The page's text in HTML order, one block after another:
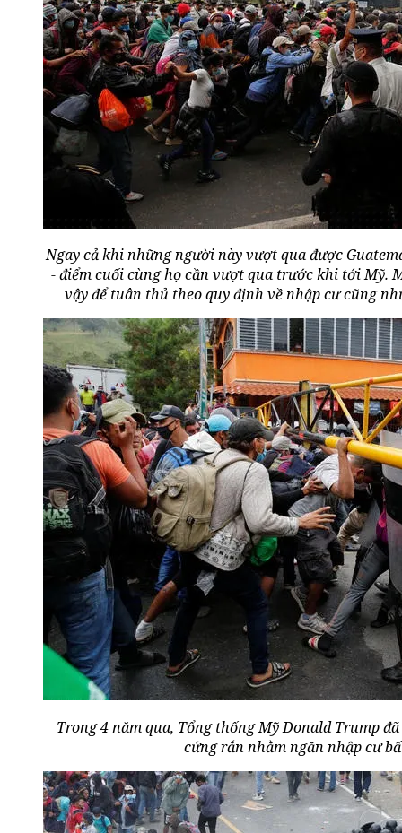
Ngay cả khi những người này vượt qua được
- điểm cuối cùng họ cần vượt qua trước khi tới Mỹ.
vậy để tuân thủ theo quy định về nhập cư cũng
Trong 4 năm qua, Tổng thống Mỹ Donald Trump
cứng rắn nhằm ngăn nhập cư